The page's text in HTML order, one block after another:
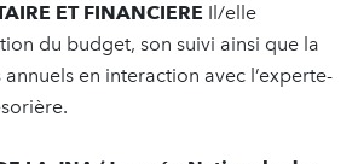
ET FINANCIERE Il/elle
du budget, son suivi ainsi que la
en interaction avec l’experte-